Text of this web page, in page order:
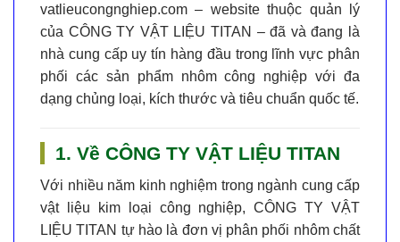
vatlieucongnghiep.com – website thuộc quản lý
của CÔNG TY VẬT LIỆU TITAN – đã và đang là
nhà cung cấp uy tín hàng đầu trong lĩnh vực phân
phối các sản phẩm nhôm công nghiệp với đa
dạng chủng loại, kích thước và tiêu chuẩn quốc tế.
1. Về CÔNG TY VẬT LIỆU TITAN
Với nhiều năm kinh nghiệm trong ngành cung cấp
vật liệu kim loại công nghiệp,CÔNG TY VẬT
LIỆU TITAN tự hào là đơn vị phân phối nhôm chất